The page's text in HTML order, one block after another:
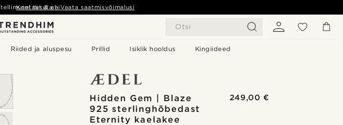
Otsi
Riided ja aluspesu Prillid Isiklik hooldus Kingiideed
tellimusel tasuta- Vaata saatmisvõimalusi
Kontakt & abi
Hidden Gem | Blaze
925 sterlinghõbedast
Eternity kaelakee
249,00 €